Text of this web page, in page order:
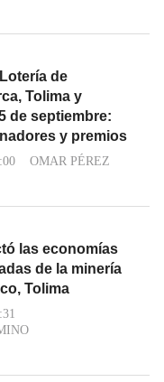
de
Tolima y
de septiembre:
y premios
OMAR PÉREZ
las economías
de la minería
Tolima